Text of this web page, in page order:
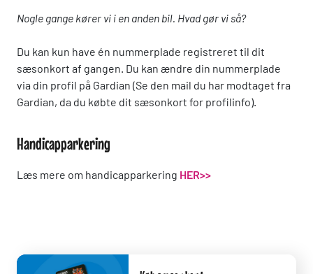
Nogle gange kører vi i en anden bil. Hvad gør vi så?
Du kan kun have én nummerplade registreret til dit
sæsonkort af gangen. Du kan ændre din nummerplade
via din profil på Gardian (Se den mail du har modtaget fra
Gardian, da du købte dit sæsonkort for profilinfo).
Handicapparkering
Læs mere om handicapparkering HER>>